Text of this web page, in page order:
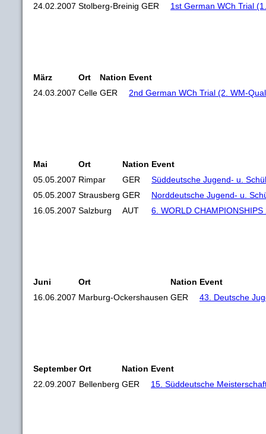
24.02.2007 Stolberg-Breinig GER 1st German WCh Trial
März Ort Nation Event
24.03.2007 Celle GER 2nd German WCh Trial (2. WM-
Mai Ort Nation Event
05.05.2007 Rimpar GER
Süddeutsche Jugend- u.
05.05.2007 Strausberg GER
Norddeutsche Jugend- u.
16.05.2007 Salzburg AUT 6. WORLD CHAMPIONSHIPS
Juni Ort Nation Event
16.06.2007 Marburg-Ockershausen GER 43. Deutsche
September Ort Nation Event
22.09.2007 Bellenberg GER 15. Süddeutsche